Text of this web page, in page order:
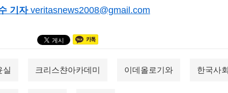
기자 veritasnews2008@gmail.com
실 크리스챤아카데미 이데올로기와 한국사